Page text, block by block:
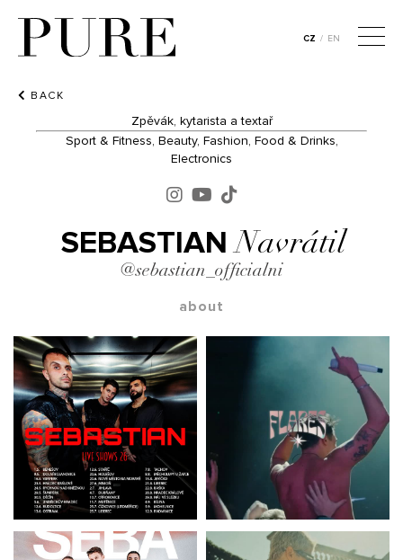
CZ / EN
BACK
Zpěvák, kytarista a textař
Sport & Fitness, Beauty, Fashion, Food & Drinks,
Electronics
SEBASTIAN Navrátil
@sebastian_officialni
about